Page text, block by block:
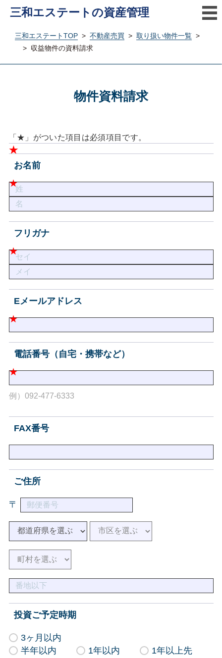
三和エステートの資産管理
三和エステートTOP > 不動産売買 > 取り扱い物件一覧 >
> 収益物件の資料請求
物件資料請求
「★」がついた項目は必須項目です。
お名前
フリガナ
Eメールアドレス
電話番号（自宅・携帯など）
例）092-477-6333
FAX番号
ご住所
〒
投資ご予定時期
3ヶ月以内
半年以内
1年以内
1年以上先